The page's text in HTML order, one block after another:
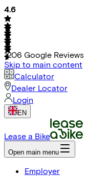
4.6
1206 Google Reviews
Skip to main content
Calculator
Dealer Locator
Login
EN
Lease a Bike
Open main menu
Employer